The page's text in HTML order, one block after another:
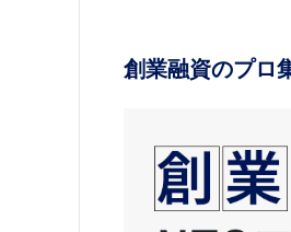
創業融資のプロ